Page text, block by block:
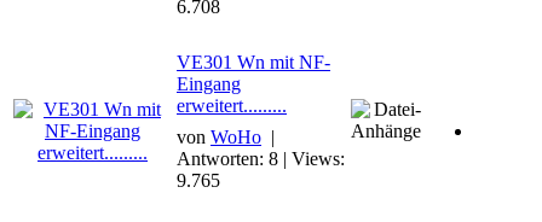
6.708
VE301 Wn mit NF-
Eingang
erweitert.........
von WoHo |
Antworten: 8 | Views:
9.765